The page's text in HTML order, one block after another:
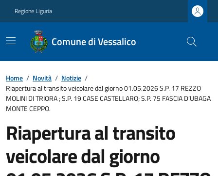
Regione Liguria
Comune di Vessalico
Home / Novità / Notizie /
Riapertura al transito veicolare dal giorno 01.05.2026 S.P. 17 REZZO
MOLINI DI TRIORA ; S.P. 19 CASE CASTELLARO; S.P. 75 FASCIA D’UBAGA
MONTE CEPPO.
Riapertura al transito
veicolare dal giorno